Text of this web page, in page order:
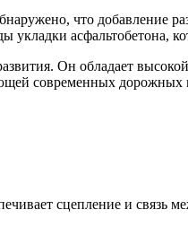
что добавление
асфальтобетона,
Он обладает
современных дорожных
сцепление и связь